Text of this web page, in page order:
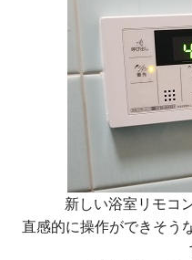
新しい浴室リモコ
直感的に操作ができそう